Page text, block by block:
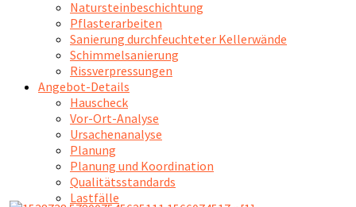
Natursteinbeschichtung
Pflasterarbeiten
Sanierung durchfeuchteter Kellerwände
Schimmelsanierung
Rissverpressungen
Angebot-Details
Hauscheck
Vor-Ort-Analyse
Ursachenanalyse
Planung
Planung und Koordination
Qualitätsstandards
Lastfälle